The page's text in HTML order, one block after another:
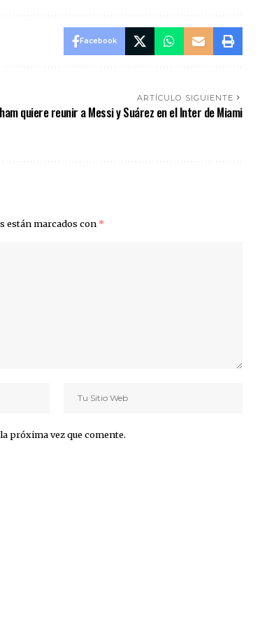
Facebook
ARTÍCULO SIGUIENTE
quiere reunir a Messi y Suárez en el Inter de Miami
están marcados con *
próxima vez que comente.